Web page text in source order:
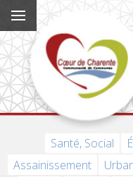
Santé, Social
Assainissement